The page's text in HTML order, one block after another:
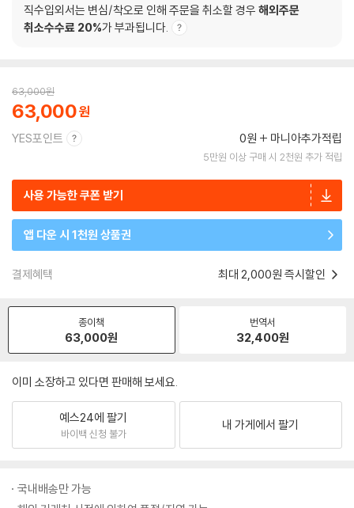
직수입외서는 변심/착오로 인해 주문을 취소할 경우 해외주문
취소수수료 20%가 부과됩니다.
63,000원
63,000
YES포인트 0원 마니아추가적립
5만원 이상 구매 시 2천원 추가 적립
사용 가능한 쿠폰 받기
앱 다운 시 1천원 상품권
결제혜택 최대 2,000원 즉시할인
종이책
63,000원
번역서
32,400원
이미 소장하고 있다면 판매해 보세요.
예스24에 팔기
바이백 신청 불가
내 가게에서 팔기
국내배송만 가능